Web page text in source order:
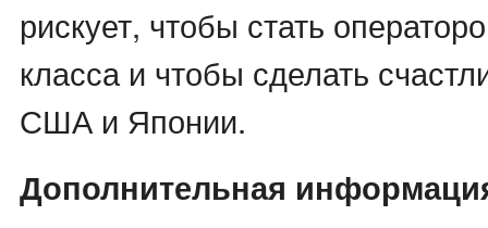
рискует, чтобы стать
класса и чтобы сделать
США и Японии.
Дополнительная